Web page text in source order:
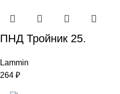
ПНД Тройник 25.
Lammin
264 ₽